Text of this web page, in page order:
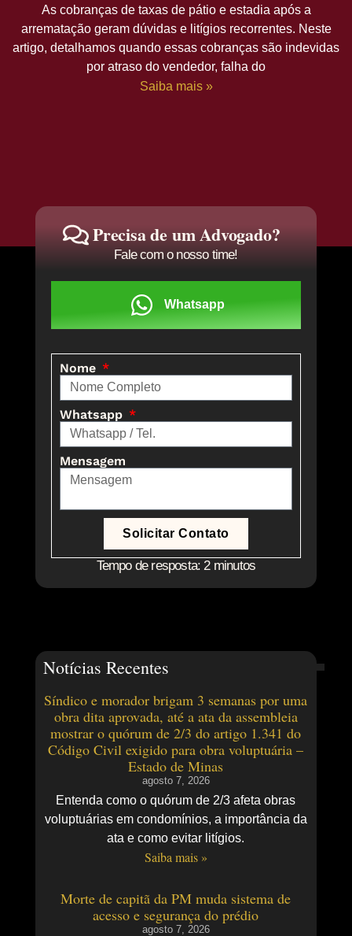
As cobranças de taxas de pátio e estadia após a
arrematação geram dúvidas e litígios recorrentes. Neste
artigo, detalhamos quando essas cobranças são indevidas
por atraso do vendedor, falha do
Saiba mais »
Precisa de um Advogado?
Fale com o nosso time!
Whatsapp
Nome
Whatsapp
Mensagem
Solicitar Contato
Tempo de resposta: 2 minutos
Notícias Recentes
Síndico e morador brigam 3 semanas por uma
obra dita aprovada, até a ata da assembleia
mostrar o quórum de 2/3 do artigo 1.341 do
Código Civil exigido para obra voluptuária –
Estado de Minas
agosto 7, 2026
Entenda como o quórum de 2/3 afeta obras
voluptuárias em condomínios, a importância da
ata e como evitar litígios.
Saiba mais »
Morte de capitã da PM muda sistema de
acesso e segurança do prédio
agosto 7, 2026